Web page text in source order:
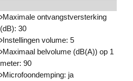
Maximale ontvangstversterking
(dB): 30
Instellingen volume: 5
Maximaal belvolume (dB(A)) op 1
meter: 90
Microfoondemping: ja